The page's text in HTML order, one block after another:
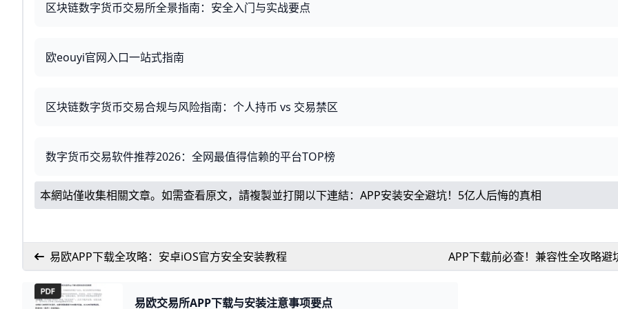
区块链数字货币交易所全景指南：安全入门与实战要点
欧eouyi官网入口一站式指南
区块链数字货币交易合规与风险指南：个人持币 vs 交易禁区
数字货币交易软件推荐2026：全网最值得信赖的平台TOP榜
本網站僅收集相關文章。如需查看原文，請複製並打開以下連結： APP安装安全避坑！5亿人后悔的真相
易欧APP下载全攻略：安卓iOS官方安全安装教程 APP下载前必查！兼容性全攻略避
易欧交易所APP下载与安装注意事项要点